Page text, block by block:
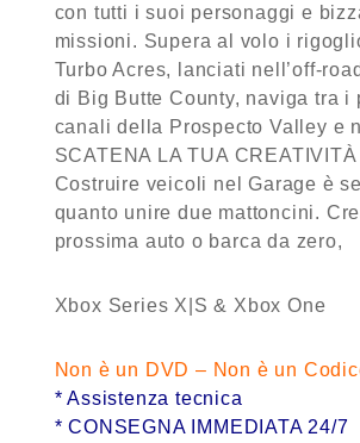
con tutti i suoi personaggi e
missioni. Supera al volo i
Turbo Acres, lanciati nell’off-
di Big Butte County, naviga tra i
canali della Prospecto Valley e
SCATENA LA TUA CREATIVITÀ
Costruire veicoli nel Garage è
quanto unire due mattoncini.
prossima auto o barca da zero,
Xbox Series X|S & Xbox One
Non è un DVD – Non è un
* Assistenza tecnica
* CONSEGNA IMMEDIATA 24/7